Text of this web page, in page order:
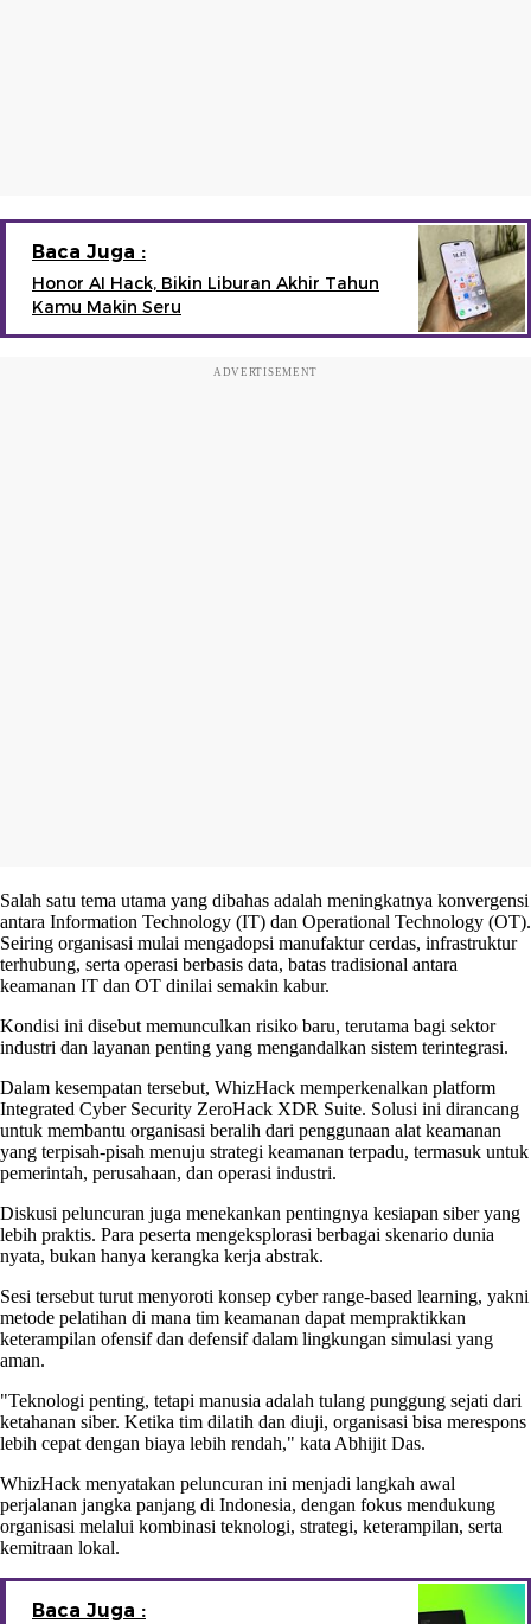
Baca Juga :
Honor AI Hack, Bikin Liburan Akhir Tahun
Kamu Makin Seru
ADVERTISEMENT
Salah satu tema utama yang dibahas adalah meningkatnya konvergensi
antara Information Technology (IT) dan Operational Technology (OT).
Seiring organisasi mulai mengadopsi manufaktur cerdas, infrastruktur
terhubung, serta operasi berbasis data, batas tradisional antara
keamanan IT dan OT dinilai semakin kabur.
Kondisi ini disebut memunculkan risiko baru, terutama bagi sektor
industri dan layanan penting yang mengandalkan sistem terintegrasi.
Dalam kesempatan tersebut, WhizHack memperkenalkan platform
Integrated Cyber Security ZeroHack XDR Suite. Solusi ini dirancang
untuk membantu organisasi beralih dari penggunaan alat keamanan
yang terpisah-pisah menuju strategi keamanan terpadu, termasuk untuk
pemerintah, perusahaan, dan operasi industri.
Diskusi peluncuran juga menekankan pentingnya kesiapan siber yang
lebih praktis. Para peserta mengeksplorasi berbagai skenario dunia
nyata, bukan hanya kerangka kerja abstrak.
Sesi tersebut turut menyoroti konsep cyber range-based learning, yakni
metode pelatihan di mana tim keamanan dapat mempraktikkan
keterampilan ofensif dan defensif dalam lingkungan simulasi yang
aman.
"Teknologi penting, tetapi manusia adalah tulang punggung sejati dari
ketahanan siber. Ketika tim dilatih dan diuji, organisasi bisa merespons
lebih cepat dengan biaya lebih rendah," kata Abhijit Das.
WhizHack menyatakan peluncuran ini menjadi langkah awal
perjalanan jangka panjang di Indonesia, dengan fokus mendukung
organisasi melalui kombinasi teknologi, strategi, keterampilan, serta
kemitraan lokal.
Baca Juga :